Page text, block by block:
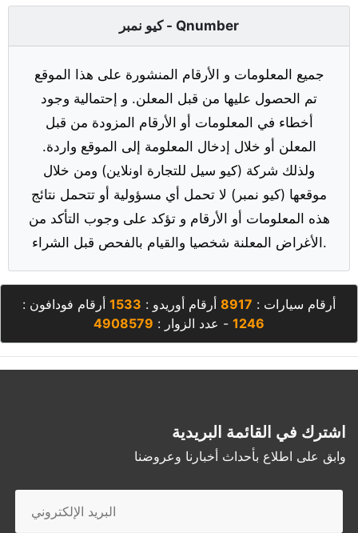
كيو نمبر - Qnumber
جميع المعلومات و الأرقام المنشورة على هذا الموقع
تم الحصول عليها من قبل المعلن. و إحتمالية وجود
أخطاء في المعلومات أو الأرقام المزودة من قبل
المعلن أو خلال إدخال المعلومة إلى الموقع واردة.
ولذلك شركة (كيو سيل للتجارة اونلاين) ومن خلال
موقعها (كيو نمبر) لا تحمل أي مسؤولية أو تتحمل نتائج
هذه المعلومات أو الأرقام و تؤكد على وجوب التأكد من
الأغراض المعلنة شخصيا والقيام بالفحص قبل الشراء.
أرقام سيارات : 8917 أرقام أوريدو : 1533 أرقام فودافون :
1246 - عدد الزوار : 4908579
اشترك في القائمة البريدية
وابق على اطلاع بأحداث أخبارنا وعروضنا